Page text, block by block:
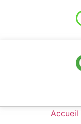
Accueil